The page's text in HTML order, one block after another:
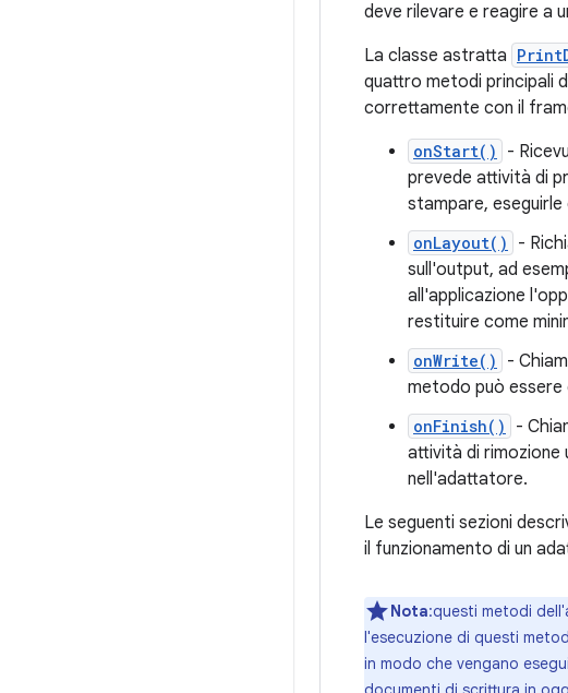
deve rilevare e reagire a
La classe astratta
quattro metodi principali
correttamente con il
onStart()
-
prevede attività di
stampare,
onLayout()
-
sull'output, ad
all'applicazione
restituire come
onWrite()
-
metodo può essere
onFinish()
-
attività di rimozione
nell'adattatore.
Le seguenti sezioni
il funzionamento di un
Nota:questi metodi
l'esecuzione di questi
in modo che vengano